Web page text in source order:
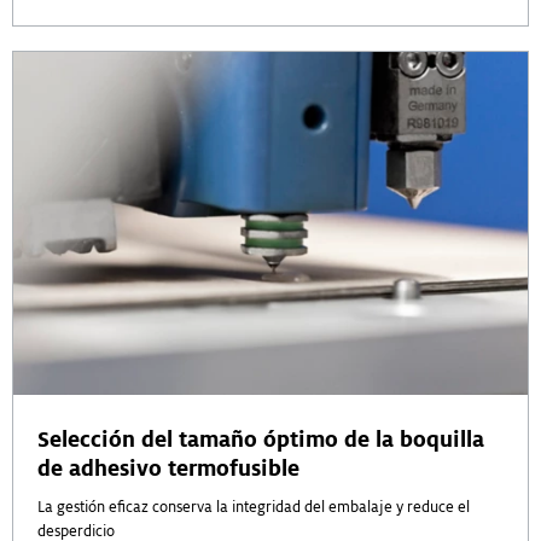
Selección del tamaño óptimo de la boquilla
de adhesivo termofusible
La gestión eficaz conserva la integridad del embalaje y reduce el
desperdicio